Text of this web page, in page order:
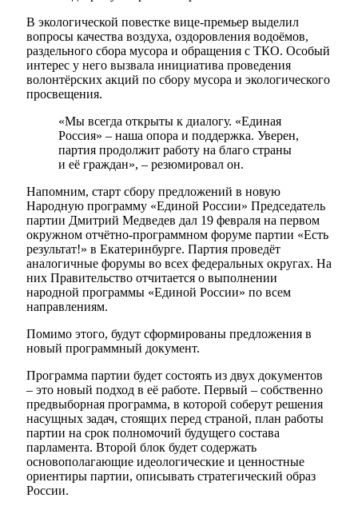
В экологической повестке вице-премьер выделил
вопросы качества воздуха, оздоровления водоёмов,
раздельного сбора мусора и обращения с ТКО. Особый
интерес у него вызвала инициатива проведения
волонтёрских акций по сбору мусора и экологического
просвещения.
«Мы всегда открыты к диалогу. «Единая
Россия» – наша опора и поддержка. Уверен,
партия продолжит работу на благо страны
и её граждан», – резюмировал он.
Напомним, старт сбору предложений в новую
Народную программу «Единой России» Председатель
партии Дмитрий Медведев дал 19 февраля на первом
окружном отчётно-программном форуме партии «Есть
результат!» в Екатеринбурге. Партия проведёт
аналогичные форумы во всех федеральных округах. На
них Правительство отчитается о выполнении
народной программы «Единой России» по всем
направлениям.
Помимо этого, будут сформированы предложения в
новый программный документ.
Программа партии будет состоять из двух документов
– это новый подход в её работе. Первый – собственно
предвыборная программа, в которой соберут решения
насущных задач, стоящих перед страной, план работы
партии на срок полномочий будущего состава
парламента. Второй блок будет содержать
основополагающие идеологические и ценностные
ориентиры партии, описывать стратегический образ
России.